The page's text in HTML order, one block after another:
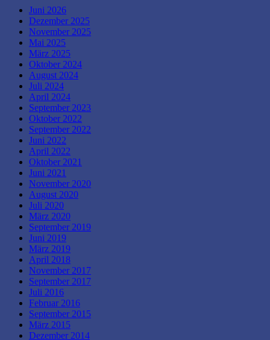
Juni 2026
Dezember 2025
November 2025
Mai 2025
März 2025
Oktober 2024
August 2024
Juli 2024
April 2024
September 2023
Oktober 2022
September 2022
Juni 2022
April 2022
Oktober 2021
Juni 2021
November 2020
August 2020
Juli 2020
März 2020
September 2019
Juni 2019
März 2019
April 2018
November 2017
September 2017
Juli 2016
Februar 2016
September 2015
März 2015
Dezember 2014